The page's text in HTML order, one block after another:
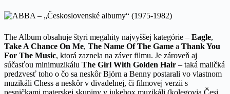
The Album obsahuje štyri megahity najvyššej kategórie – Eagle,
Take A Chance On Me, The Name Of The Game a Thank You
For The Music, ktorá zaznela na záver filmu. Je zároveň aj
súčasťou minimuzikálu The Girl With Golden Hair – taká maličká
predzvesť toho o čo sa neskôr Björn a Benny postarali vo vlastnom
muzikáli Chess a neskôr v divadelnej, či filmovej verzii s
pesničkami materskej skupiny v jukebox muzikáli (kolegovia Česi